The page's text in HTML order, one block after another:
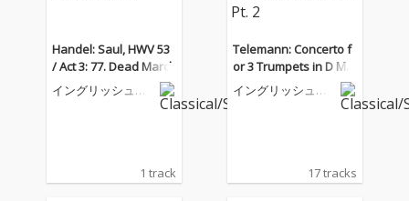
Handel: Saul, HWV 53
/ Act 3: 77. Dead March
イングリッシュ・
1 track
Telemann: Concerto f
or 3 Trumpets in D Maj
or; Tafelmusik, Pt. 2
イングリッシュ・
17 tracks